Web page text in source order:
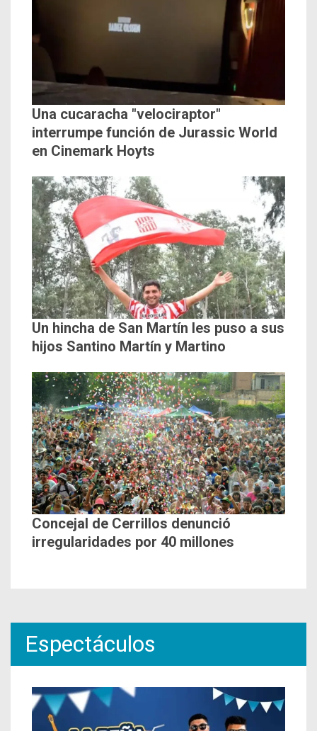
Una cucaracha "velociraptor"
interrumpe función de Jurassic World
en Cinemark Hoyts
Un hincha de San Martín les puso a sus
hijos Santino Martín y Martino
Concejal de Cerrillos denunció
irregularidades por 40 millones
Espectáculos